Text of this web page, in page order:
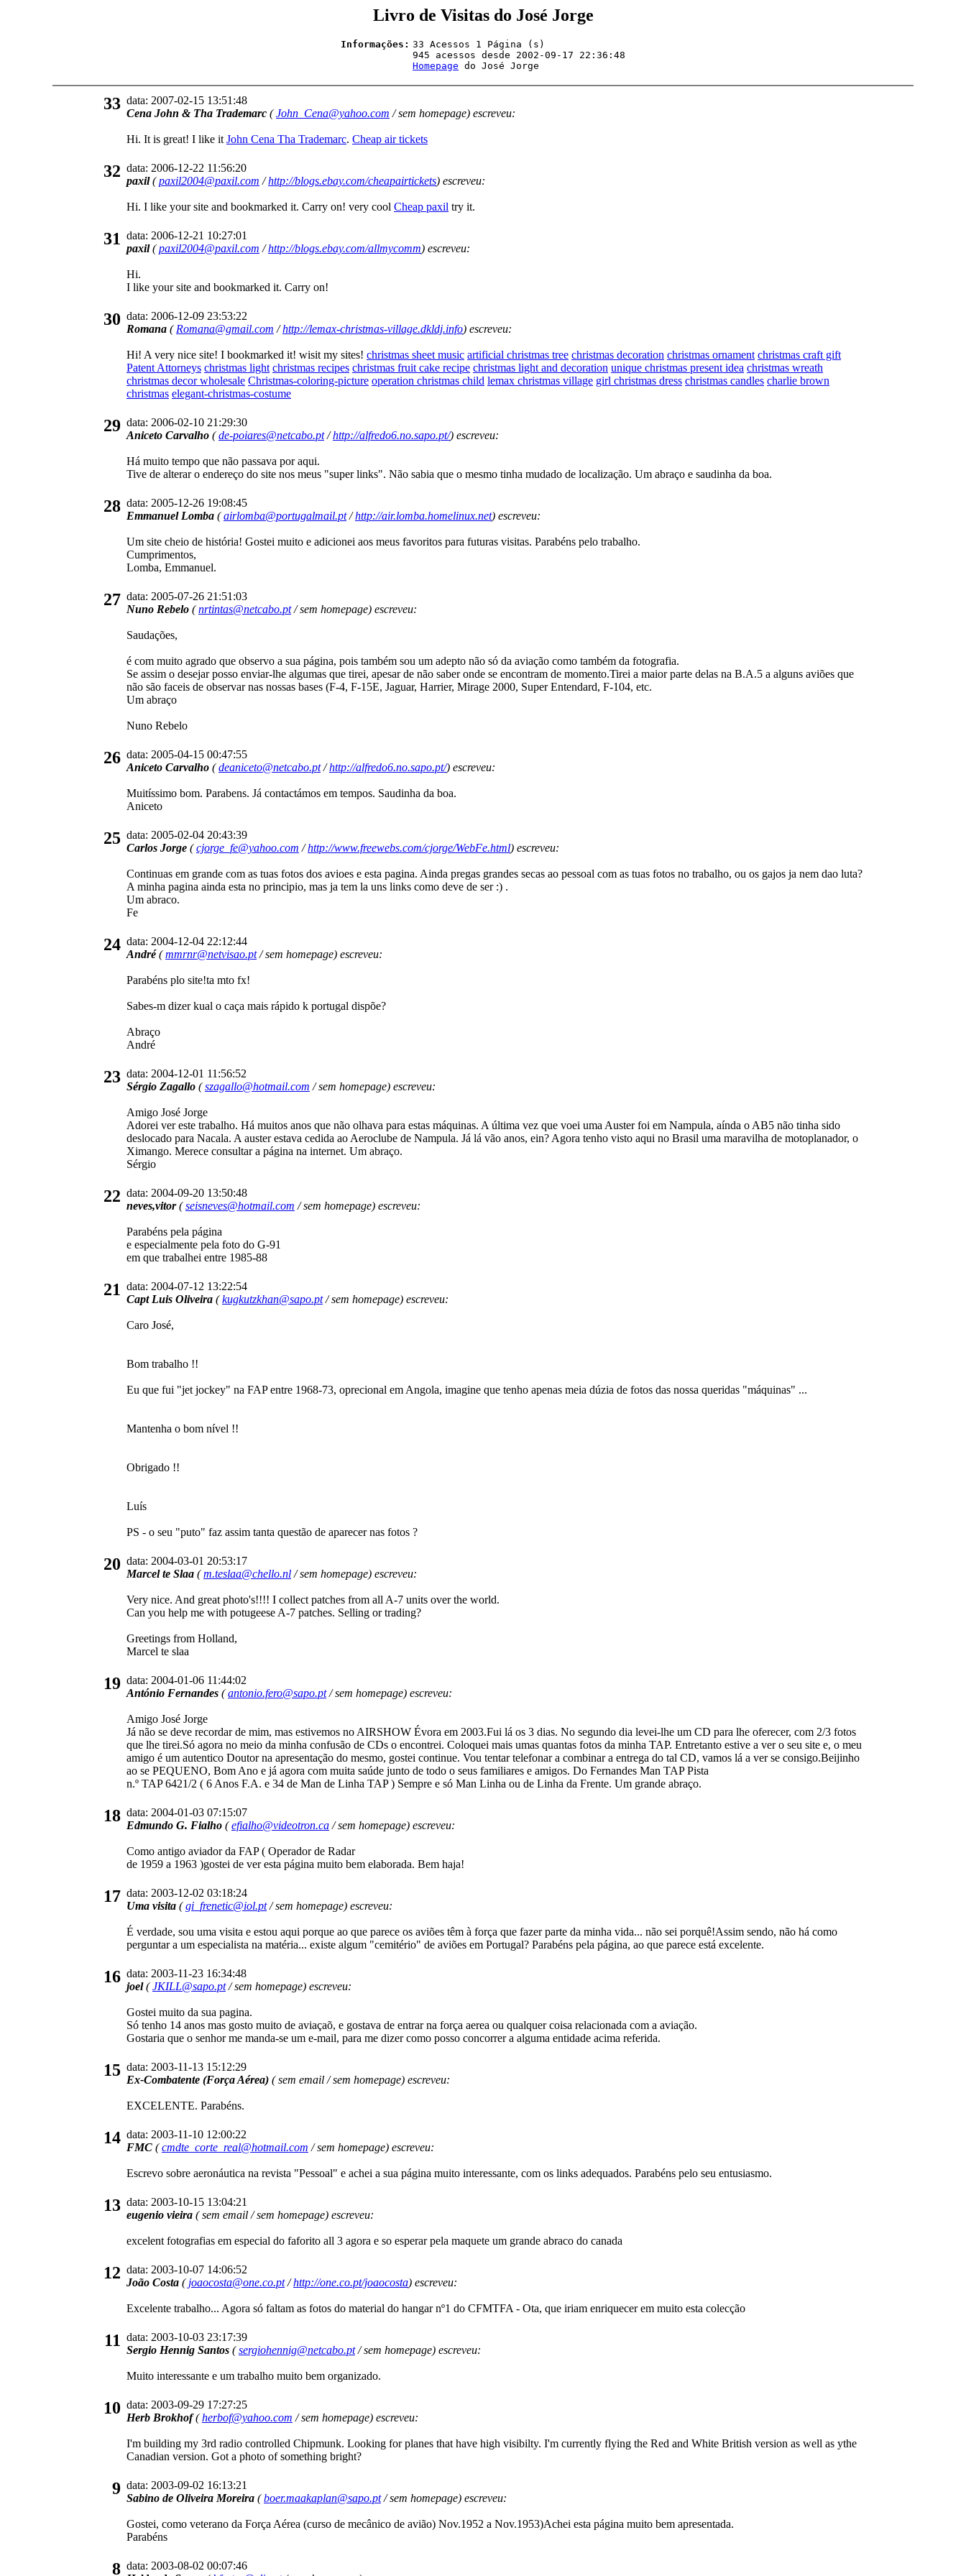
Livro de Visitas do José Jorge
Informações: 33 Acessos 1 Página (s)
945 acessos desde 2002-09-17 22:36:48
Homepage do José Jorge
33 data: 2007-02-15 13:51:48
Cena John & Tha Trademarc (John_Cena@yahoo.com / sem homepage) escreveu:
Hi. It is great! I like it John Cena Tha Trademarc. Cheap air tickets
32 data: 2006-12-22 11:56:20
paxil(paxil2004@paxil.com /http://blogs.ebay.com/cheapairtickets) escreveu:
Hi. I like your site and bookmarked it. Carry on! very cool Cheap paxil try it.
31 data: 2006-12-21 10:27:01
paxil(paxil2004@paxil.com /http://blogs.ebay.com/allmycomm) escreveu:
Hi.
I like your site and bookmarked it. Carry on!
30 data: 2006-12-09 23:53:22
Romana ( Romana@gmail.com /http://lemax-christmas-village.dkldj.info) escreveu:
Hi! A very nice site! I bookmarked it! wisit my sites! christmas sheet music artificial christmas tree christmas decoration christmas ornament christmas craft gift
Patent Attorneys christmas light christmas recipes christmas fruit cake recipe christmas light and decoration unique christmas present idea christmas wreath
christmas decor wholesale Christmas-coloring-picture operation christmas child lemax christmas village girl christmas dress christmas candles charlie brown
christmas elegant-christmas-costume
29 data: 2006-02-10 21:29:30
Aniceto Carvalho (de-poiares@netcabo.pt/http://alfredo6.no.sapo.pt/) escreveu:
Há muito tempo que não passava por aqui.
Tive de alterar o endereço do site nos meus "super links". Não sabia que o mesmo tinha mudado de localização. Um abraço e saudinha da boa.
28 data: 2005-12-26 19:08:45
Emmanuel Lomba (airlomba@portugalmail.pt/http://air.lomba.homelinux.net) escreveu:
Um site cheio de história! Gostei muito e adicionei aos meus favoritos para futuras visitas. Parabéns pelo trabalho.
Cumprimentos,
Lomba, Emmanuel.
27 data: 2005-07-26 21:51:03
Nuno Rebelo (nrtintas@netcabo.pt/ sem homepage) escreveu:
Saudações,
é com muito agrado que observo a sua página, pois também sou um adepto não só da aviação como também da fotografia.
Se assim o desejar posso enviar-lhe algumas que tirei, apesar de não saber onde se encontram de momento.Tirei a maior parte delas na B.A.5 a alguns aviões que
não são faceis de observar nas nossas bases (F-4, F-15E, Jaguar, Harrier, Mirage 2000, Super Entendard, F-104, etc.
Um abraço
Nuno Rebelo
26 data: 2005-04-15 00:47:55
Aniceto Carvalho (deaniceto@netcabo.pt/http://alfredo6.no.sapo.pt/) escreveu:
Muitíssimo bom. Parabens. Já contactámos em tempos. Saudinha da boa.
Aniceto
25 data: 2005-02-04 20:43:39
Carlos Jorge (cjorge_fe@yahoo.com /http://www.freewebs.com/cjorge/WebFe.html) escreveu:
Continuas em grande com as tuas fotos dos avioes e esta pagina. Ainda pregas grandes secas ao pessoal com as tuas fotos no trabalho, ou os gajos ja nem dao luta?
A minha pagina ainda esta no principio, mas ja tem la uns links como deve de ser :) .
Um abraco.
Fe
24 data: 2004-12-04 22:12:44
André(mmrnr@netvisao.pt/ sem homepage) escreveu:
Parabéns plo site!ta mto fx!
Sabes-m dizer kual o caça mais rápido k portugal dispõe?
Abraço
André
23 data: 2004-12-01 11:56:52
Sérgio Zagallo (szagallo@hotmail.com / sem homepage) escreveu:
Amigo José Jorge
Adorei ver este trabalho. Há muitos anos que não olhava para estas máquinas. A última vez que voei uma Auster foi em Nampula, aínda o AB5 não tinha sido
deslocado para Nacala. A auster estava cedida ao Aeroclube de Nampula. Já lá vão anos, ein? Agora tenho visto aqui no Brasil uma maravilha de motoplanador, o
Ximango. Merece consultar a página na internet. Um abraço.
Sérgio
22 data: 2004-09-20 13:50:48
neves,vitor(seisneves@hotmail.com / sem homepage) escreveu:
Parabéns pela página
e especialmente pela foto do G-91
em que trabalhei entre 1985-88
21 data: 2004-07-12 13:22:54
Capt Luis Oliveira (kugkutzkhan@sapo.pt/ sem homepage) escreveu:
Caro José,
Bom trabalho !!
Eu que fui "jet jockey" na FAP entre 1968-73, oprecional em Angola, imagine que tenho apenas meia dúzia de fotos das nossa queridas "máquinas" ...
Mantenha o bom nível !!
Obrigado !!
Luís
PS - o seu "puto" faz assim tanta questão de aparecer nas fotos ?
20 data: 2004-03-01 20:53:17
Marcel te Slaa (m.teslaa@chello.nl / sem homepage) escreveu:
Very nice. And great photo's!!!! I collect patches from all A-7 units over the world.
Can you help me with potugeese A-7 patches. Selling or trading?
Greetings from Holland,
Marcel te slaa
19 data: 2004-01-06 11:44:02
António Fernandes (antonio.fero@sapo.pt/ sem homepage) escreveu:
Amigo José Jorge
Já não se deve recordar de mim, mas estivemos no AIRSHOW Évora em 2003.Fui lá os 3 dias. No segundo dia levei-lhe um CD para lhe oferecer, com 2/3 fotos
que lhe tirei.Só agora no meio da minha confusão de CDs o encontrei. Coloquei mais umas quantas fotos da minha TAP. Entretanto estive a ver o seu site e, o meu
amigo é um autentico Doutor na apresentação do mesmo, gostei continue. Vou tentar telefonar a combinar a entrega do tal CD, vamos lá a ver se consigo.Beijinho
ao se PEQUENO, Bom Ano e já agora com muita saúde junto de todo o seus familiares e amigos. Do Fernandes Man TAP Pista
n.º TAP 6421/2 ( 6 Anos F.A. e 34 de Man de Linha TAP ) Sempre e só Man Linha ou de Linha da Frente. Um grande abraço.
18 data: 2004-01-03 07:15:07
Edmundo G. Fialho (efialho@videotron.ca / sem homepage) escreveu:
Como antigo aviador da FAP ( Operador de Radar
de 1959 a 1963 )gostei de ver esta página muito bem elaborada. Bem haja!
17 data: 2003-12-02 03:18:24
Uma visita (gi_frenetic@iol.pt/ sem homepage) escreveu:
É verdade, sou uma visita e estou aqui porque ao que parece os aviões têm à força que fazer parte da minha vida... não sei porquê!Assim sendo, não há como
perguntar a um especialista na matéria... existe algum "cemitério" de aviões em Portugal? Parabéns pela página, ao que parece está excelente.
16 data: 2003-11-23 16:34:48
joel(JKILL@sapo.pt/ sem homepage) escreveu:
Gostei muito da sua pagina.
Só tenho 14 anos mas gosto muito de aviaçaõ, e gostava de entrar na força aerea ou qualquer coisa relacionada com a aviação.
Gostaria que o senhor me manda-se um e-mail, para me dizer como posso concorrer a alguma entidade acima referida.
15 data: 2003-11-13 15:12:29
Ex-Combatente (Força Aérea) ( sem email / sem homepage) escreveu:
EXCELENTE. Parabéns.
14 data: 2003-11-10 12:00:22
FMC (cmdte_corte_real@hotmail.com / sem homepage) escreveu:
Escrevo sobre aeronáutica na revista "Pessoal" e achei a sua página muito interessante, com os links adequados. Parabéns pelo seu entusiasmo.
13 data: 2003-10-15 13:04:21
eugenio vieira ( sem email / sem homepage) escreveu:
excelent fotografias em especial do faforito all 3 agora e so esperar pela maquete um grande abraco do canada
12 data: 2003-10-07 14:06:52
João Costa ( joaocosta@one.co.pt/http://one.co.pt/joaocosta) escreveu:
Excelente trabalho... Agora só faltam as fotos do material do hangar nº1 do CFMTFA - Ota, que iriam enriquecer em muito esta colecção
11 data: 2003-10-03 23:17:39
Sergio Hennig Santos (sergiohennig@netcabo.pt/ sem homepage) escreveu:
Muito interessante e um trabalho muito bem organizado.
10 data: 2003-09-29 17:27:25
Herb Brokhof(herbof@yahoo.com / sem homepage) escreveu:
I'm building my 3rd radio controlled Chipmunk. Looking for planes that have high visibilty. I'm currently flying the Red and White British version as well as ythe
Canadian version. Got a photo of something bright?
9 data: 2003-09-02 16:13:21
Sabino de Oliveira Moreira (boer.maakaplan@sapo.pt/ sem homepage) escreveu:
Gostei, como veterano da Força Aérea (curso de mecânico de avião) Nov.1952 a Nov.1953)Achei esta página muito bem apresentada.
Parabéns
8 data: 2003-08-02 00:07:46